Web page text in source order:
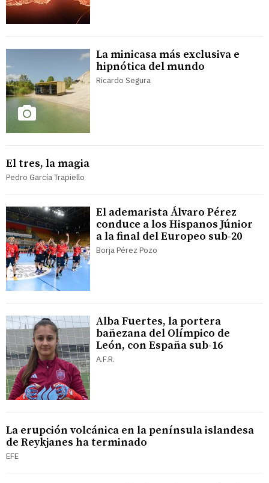
La minicasa más exclusiva e
hipnótica del mundo
Ricardo Segura
El tres, la magia
Pedro García Trapiello
El ademarista Álvaro Pérez
conduce a los Hispanos Júnior
a la final del Europeo sub-20
Borja Pérez Pozo
Alba Fuertes, la portera
bañezana del Olímpico de
León, con España sub-16
A.F.R.
La erupción volcánica en la península islandesa
de Reykjanes ha terminado
EFE